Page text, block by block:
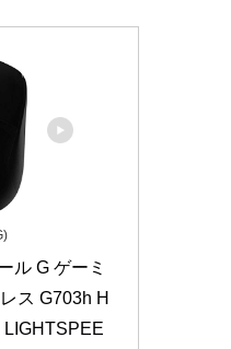
ル G ゲーミ
ス G703h H
LIGHTSPEE